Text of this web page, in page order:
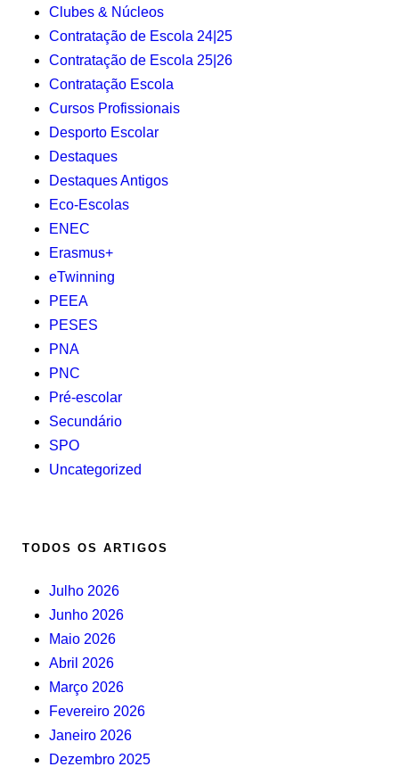
Clubes & Núcleos
Contratação de Escola 24|25
Contratação de Escola 25|26
Contratação Escola
Cursos Profissionais
Desporto Escolar
Destaques
Destaques Antigos
Eco-Escolas
ENEC
Erasmus+
eTwinning
PEEA
PESES
PNA
PNC
Pré-escolar
Secundário
SPO
Uncategorized
TODOS OS ARTIGOS
Julho 2026
Junho 2026
Maio 2026
Abril 2026
Março 2026
Fevereiro 2026
Janeiro 2026
Dezembro 2025